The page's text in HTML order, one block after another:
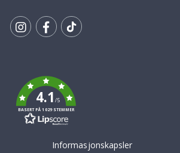
4.1/5
BASERT PÅ 1029 STEMMER
Informasjonskapsler